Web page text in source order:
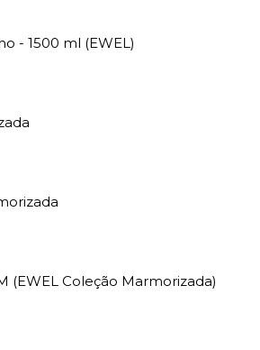
- 1500 ml (EWEL)
(EWEL Coleção Marmorizada)